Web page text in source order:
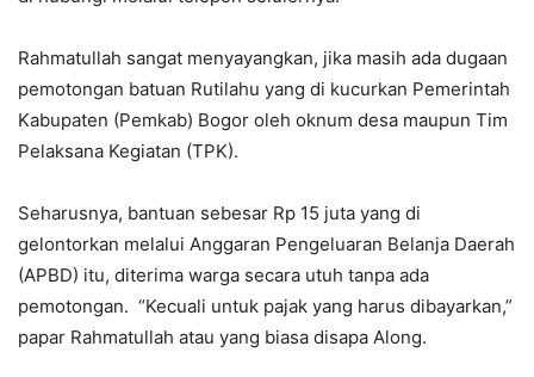
Rahmatullah sangat menyayangkan, jika masih ada dugaan
pemotongan batuan Rutilahu yang di kucurkan Pemerintah
Kabupaten (Pemkab) Bogor oleh oknum desa maupun Tim
Pelaksana Kegiatan (TPK).
Seharusnya, bantuan sebesar Rp 15 juta yang di
gelontorkan melalui Anggaran Pengeluaran Belanja Daerah
(APBD) itu, diterima warga secara utuh tanpa ada
pemotongan. “Kecuali untuk pajak yang harus dibayarkan,”
papar Rahmatullah atau yang biasa disapa Along.